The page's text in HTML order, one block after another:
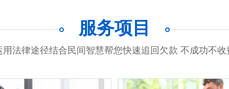
服务项目
用法律途径结合民间智慧帮您快速追回欠款 不成功不收